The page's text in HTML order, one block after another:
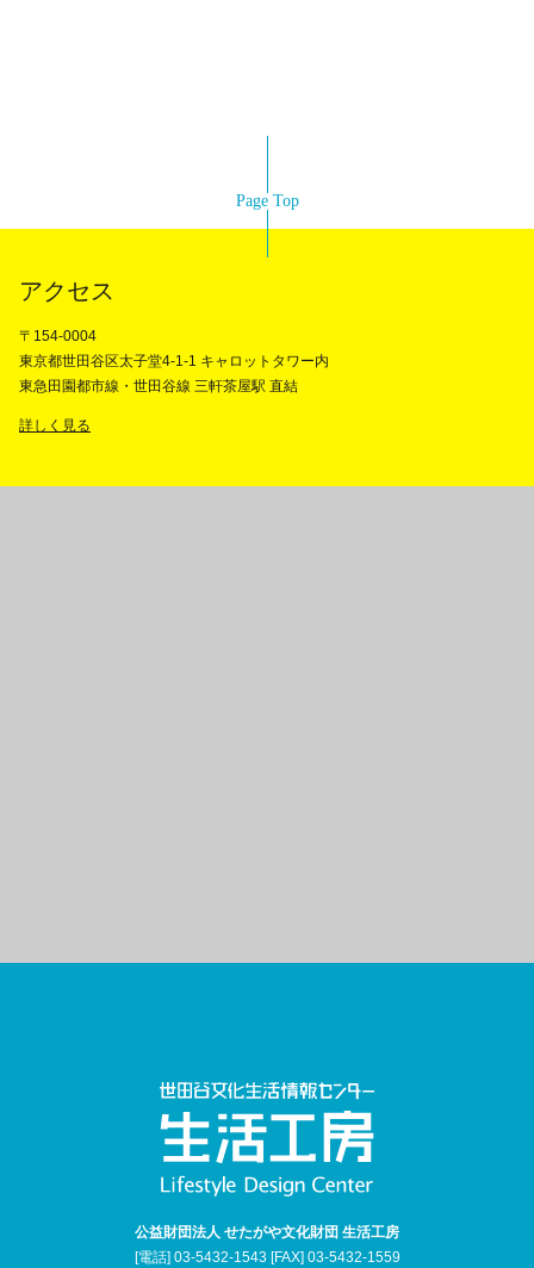
Page Top
アクセス
〒154-0004
東京都世田谷区太子堂4-1-1 キャロットタワー内
東急田園都市線・世田谷線 三軒茶屋駅 直結
詳しく見る
公益財団法人 せたがや文化財団 生活工房
[電話] 03-5432-1543 [FAX] 03-5432-1559